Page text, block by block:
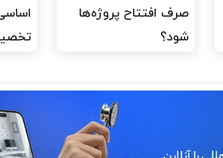
صرف افتتاح پروژه‌ها
شود؟